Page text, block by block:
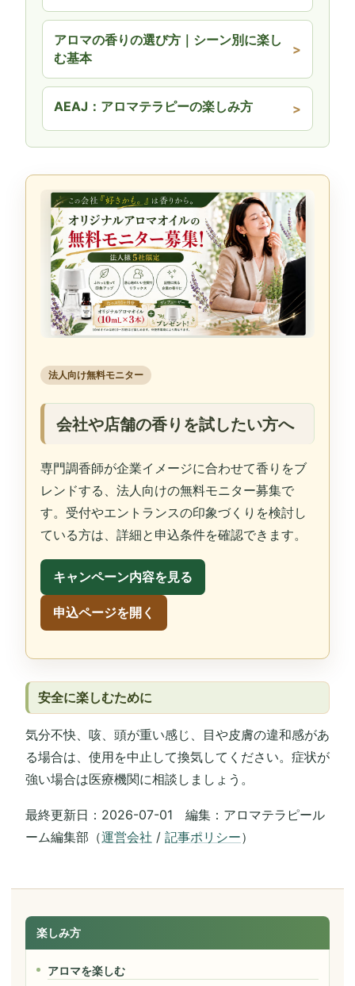
アロマの香りの選び方｜シーン別に楽し
む基本
AEAJ：アロマテラピーの楽しみ方
法人向け無料モニター
会社や店舗の香りを試したい方へ
専門調香師が企業イメージに合わせて香りをブ
レンドする、法人向けの無料モニター募集で
す。受付やエントランスの印象づくりを検討し
ている方は、詳細と申込条件を確認できます。
キャンペーン内容を見る
申込ページを開く
安全に楽しむために
気分不快、咳、頭が重い感じ、目や皮膚の違和感があ
る場合は、使用を中止して換気してください。症状が
強い場合は医療機関に相談しましょう。
最終更新日：2026-07-01 編集：アロマテラピール
ーム編集部（運営会社 / 記事ポリシー）
楽しみ方
アロマを楽しむ